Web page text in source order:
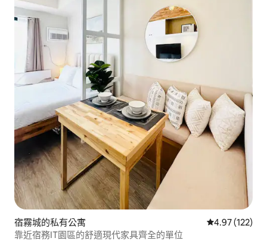
宿霧城的私有公寓 從 122 則評價
4.97 (122)
靠近宿務IT園區的舒適現代家具齊全的單位